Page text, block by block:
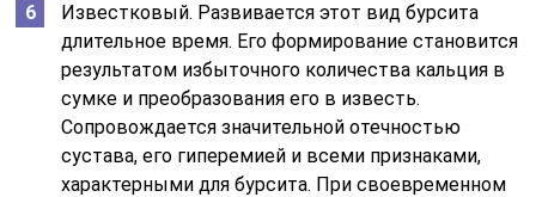
Известковый. Развивается этот вид бурсита
длительное время. Его формирование становится
результатом избыточного количества кальция в
сумке и преобразования его в известь.
Сопровождается значительной отечностью
сустава, его гиперемией и всеми признаками,
характерными для бурсита. При своевременном